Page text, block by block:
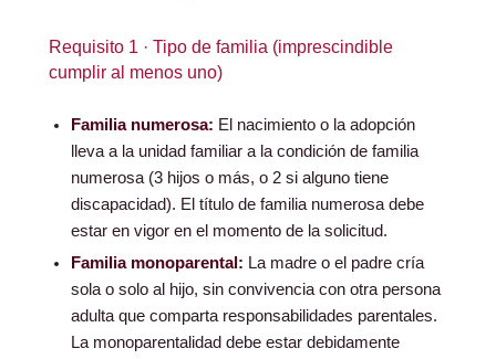
Requisito 1 · Tipo de familia (imprescindible
cumplir al menos uno)
Familia numerosa: El nacimiento o la adopción
lleva a la unidad familiar a la condición de familia
numerosa (3 hijos o más, o 2 si alguno tiene
discapacidad). El título de familia numerosa debe
estar en vigor en el momento de la solicitud.
Familia monoparental: La madre o el padre cría
sola o solo al hijo, sin convivencia con otra persona
adulta que comparta responsabilidades parentales.
La monoparentalidad debe estar debidamente